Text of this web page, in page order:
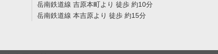
岳南鉄道線 吉原本町より 徒歩 約10分
岳南鉄道線 本吉原より 徒歩 約15分